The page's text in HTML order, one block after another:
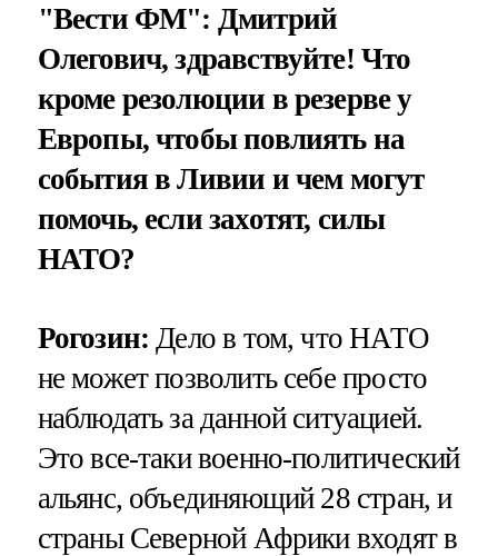
"Вести ФМ": Дмитрий
Олегович, здравствуйте! Что
кроме резолюции в резерве у
Европы, чтобы повлиять на
события в Ливии и чем могут
помочь, если захотят, силы
НАТО?
Рогозин: Дело в том, что НАТО
не может позволить себе просто
наблюдать за данной ситуацией.
Это все-таки военно-политический
альянс, объединяющий 28 стран, и
страны Северной Африки входят в